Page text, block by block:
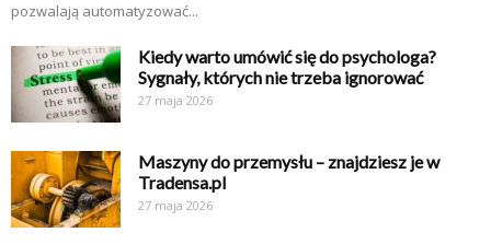
pozwalają automatyzować...
Kiedy warto umówić się do psychologa?
Sygnały, których nie trzeba ignorować
27 maja 2026
Maszyny do przemysłu – znajdziesz je w
Tradensa.pl
27 maja 2026